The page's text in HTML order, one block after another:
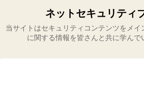
ネットセキュリティ
当サイトはセキュリティコンテンツをメイ
に関する情報を皆さんと共に学んで